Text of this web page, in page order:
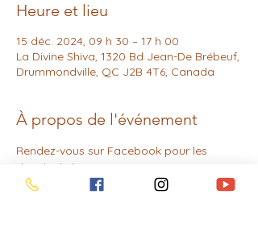
Heure et lieu
15 déc. 2024, 09 h 30 – 17 h 00
La Divine Shiva, 1320 Bd Jean-De Brébeuf,
Drummondville, QC J2B 4T6, Canada
À propos de l'événement
Rendez-vous sur Facebook pour les
détails de l'évènement ou écrivez-moi en
privé! :)